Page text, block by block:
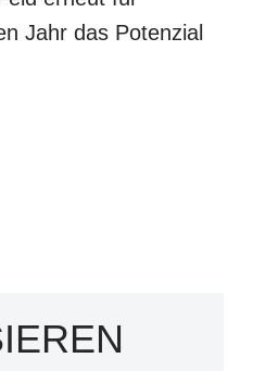
Jahr das Potenzial